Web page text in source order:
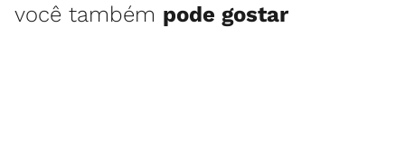
você também pode gostar